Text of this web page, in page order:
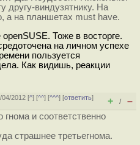
другу-виндузятнику. На
а на планшетах must have.
Тоже в восторге.
на личном успехе
пользуется
Как видишь, реакции
04/2012 [^] [^^] [^^^] [ответить]
+ / –
и соответственно
страшнее третьегнома.